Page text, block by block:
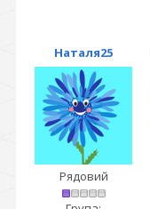
Наталя25
Рядовий